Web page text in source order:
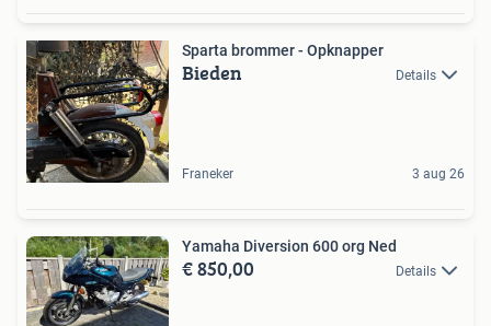
Sparta brommer - Opknapper
Bieden Details
Franeker 3 aug 26
Yamaha Diversion 600 org Ned
€ 850,00 Details